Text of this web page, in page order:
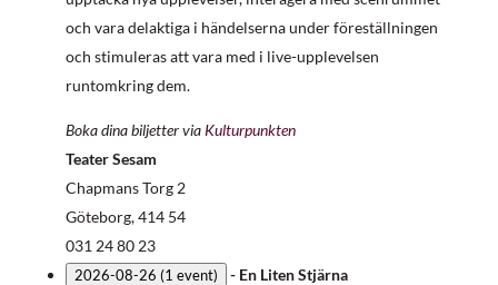
och vara delaktiga i händelserna under föreställningen
och stimuleras att vara med i live-upplevelsen
runtomkring dem.
Boka dina biljetter via Kulturpunkten
Teater Sesam
Chapmans Torg 2
Göteborg,414 54
031 24 80 23
2026-08-26 (1 event) - En Liten Stjärna